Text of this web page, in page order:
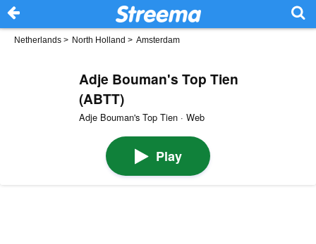
Netherlands > North Holland > Amsterdam
Adje Bouman's Top Tien
(ABTT)
Adje Bouman's Top Tien · Web
Play